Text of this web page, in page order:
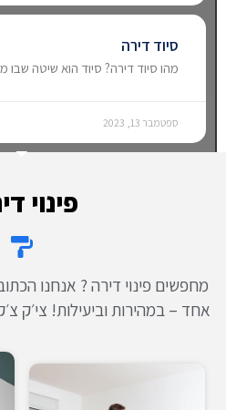
סיוד דירה
מהו סיוד דירה? סיוד הוא שיטה שבו
ספטמבר 13, 2023
פינוי
מחפשים פינוי דירה ? אנחנו
אחד – במהירות וביעילות! צי׳ק